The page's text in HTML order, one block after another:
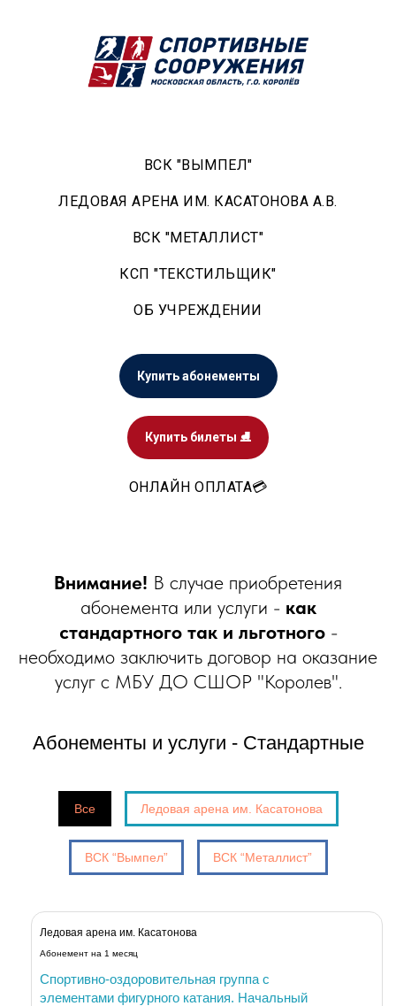
ВСК "ВЫМПЕЛ"
ЛЕДОВАЯ АРЕНА ИМ. КАСАТОНОВА А.В.
ВСК "МЕТАЛЛИСТ"
КСП "ТЕКСТИЛЬЩИК"
ОБ УЧРЕЖДЕНИИ
Купить абонементы
Купить билеты ⛸️
ОНЛАЙН ОПЛАТА💳
Внимание! В случае приобретения
абонемента или услуги - как
стандартного так и льготного-
необходимо заключить договор на оказание
услуг с МБУ ДО СШОР "Королев".
Абонементы и услуги - Стандартные
Все Ледовая арена им. Касатонова
ВСК “Вымпел” ВСК “Металлист”
Ледовая арена им. Касатонова
Абонемент на 1 месяц
Спортивно-оздоровительная группа с
элементами фигурного катания. Начальный